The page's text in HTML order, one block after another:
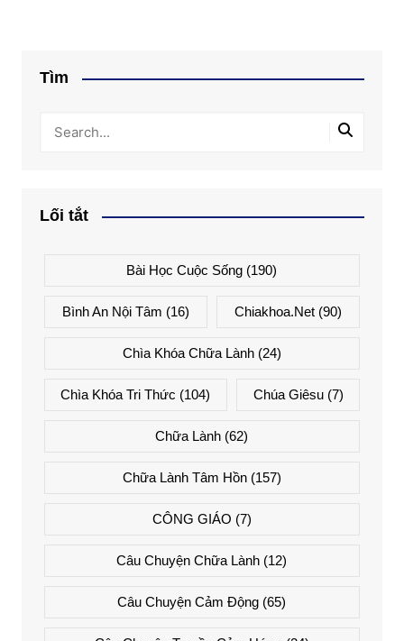
Tìm
Lối tắt
Bài Học Cuộc Sống (190)
Bình An Nội Tâm (16) Chiakhoa.net (90)
Chìa Khóa Chữa Lành(24)
Chìa Khóa Tri Thức (104) Chúa Giêsu(7)
Chữa Lành (62)
Chữa Lành Tâm Hồn(157)
CÔNG GIÁO (7)
Câu Chuyện Chữa Lành (12)
Câu Chuyện Cảm Động (65)